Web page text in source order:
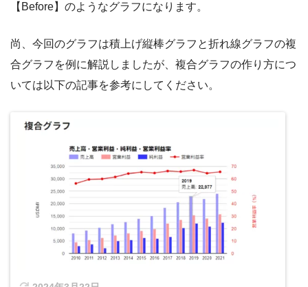
【Before】のようなグラフになります。
尚、今回のグラフは積上げ縦棒グラフと折れ線グラフの複
合グラフを例に解説しましたが、複合グラフの作り方につ
いては以下の記事を参考にしてください。